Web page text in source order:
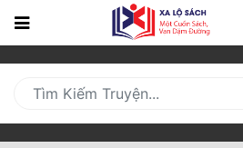
Trang
Mới
Cập